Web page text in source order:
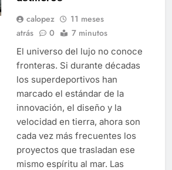
calopez
11 meses
atrás
0 7 minutos
El universo del lujo no conoce
fronteras. Si durante décadas
los superdeportivos han
marcado el estándar de la
innovación, el diseño y la
velocidad en tierra, ahora son
cada vez más frecuentes los
proyectos que trasladan ese
mismo espíritu al mar. Las